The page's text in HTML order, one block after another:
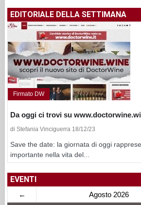
EDITORIALE DELLA SETTIMANA
Firmato DW
Da oggi ci trovi su
di Stefania Vinciguerra 18/12/23
Save the date: la giornata di oggi
importante nella vita del...
EVENTI
← Agosto 2026